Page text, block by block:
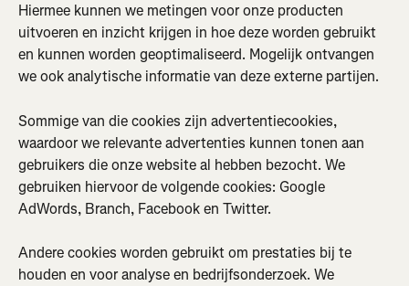
Hiermee kunnen we metingen voor onze producten
uitvoeren en inzicht krijgen in hoe deze worden gebruikt
en kunnen worden geoptimaliseerd. Mogelijk ontvangen
we ook analytische informatie van deze externe partijen.
Sommige van die cookies zijn advertentiecookies,
waardoor we relevante advertenties kunnen tonen aan
gebruikers die onze website al hebben bezocht. We
gebruiken hiervoor de volgende cookies: Google
AdWords, Branch, Facebook en Twitter.
Andere cookies worden gebruikt om prestaties bij te
houden en voor analyse en bedrijfsonderzoek. We